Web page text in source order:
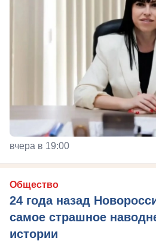
вчера в 19:00
Общество
24 года назад
самое страшное
истории